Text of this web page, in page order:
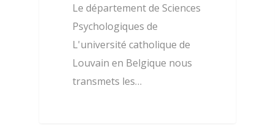
Le département de Sciences
Psychologiques de
L'université catholique de
Louvain en Belgique nous
transmets les…